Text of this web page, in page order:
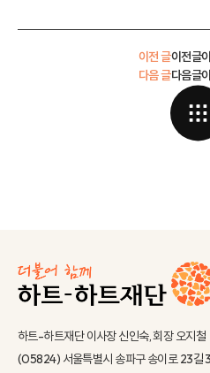
이전 글이전글
다음글
다음 글
하트-하트재단 이사장 신인숙, 회장 오지철
(05824) 서울특별시 송파구 송이로 23길